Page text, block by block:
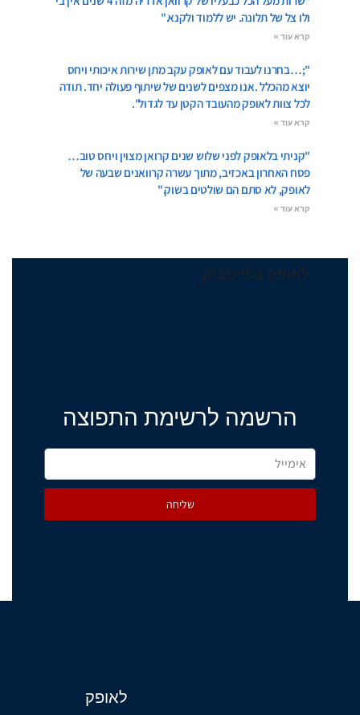
ולו צל של תלונה. יש ללמוד ולקנא."
קרא עוד »
";…בחרנו לעבוד עם לאופק עקב מתן שירות איכותי ויחס
יוצא מהכלל .אנו מצפים לשנים של שיתוף פעולה יחד. תודה
לכל צוות לאופק מהעובד הקטן עד לגדול".
קרא עוד »
"קניתי בלאופק לפני שלוש שנים קרואן מצוין ויחס טוב…
פסח האחרון באכזיב, מתוך עשרה קרוואנים שבעה של
לאופק, לא סתם הם שולטים בשוק."
קרא עוד »
לאופק בפייסבוק
הרשמה לרשימת התפוצה
שליחה
לאופק